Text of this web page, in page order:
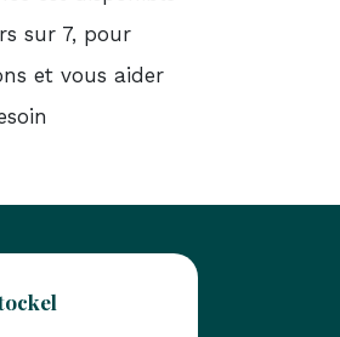
sur 7, pour
et vous aider